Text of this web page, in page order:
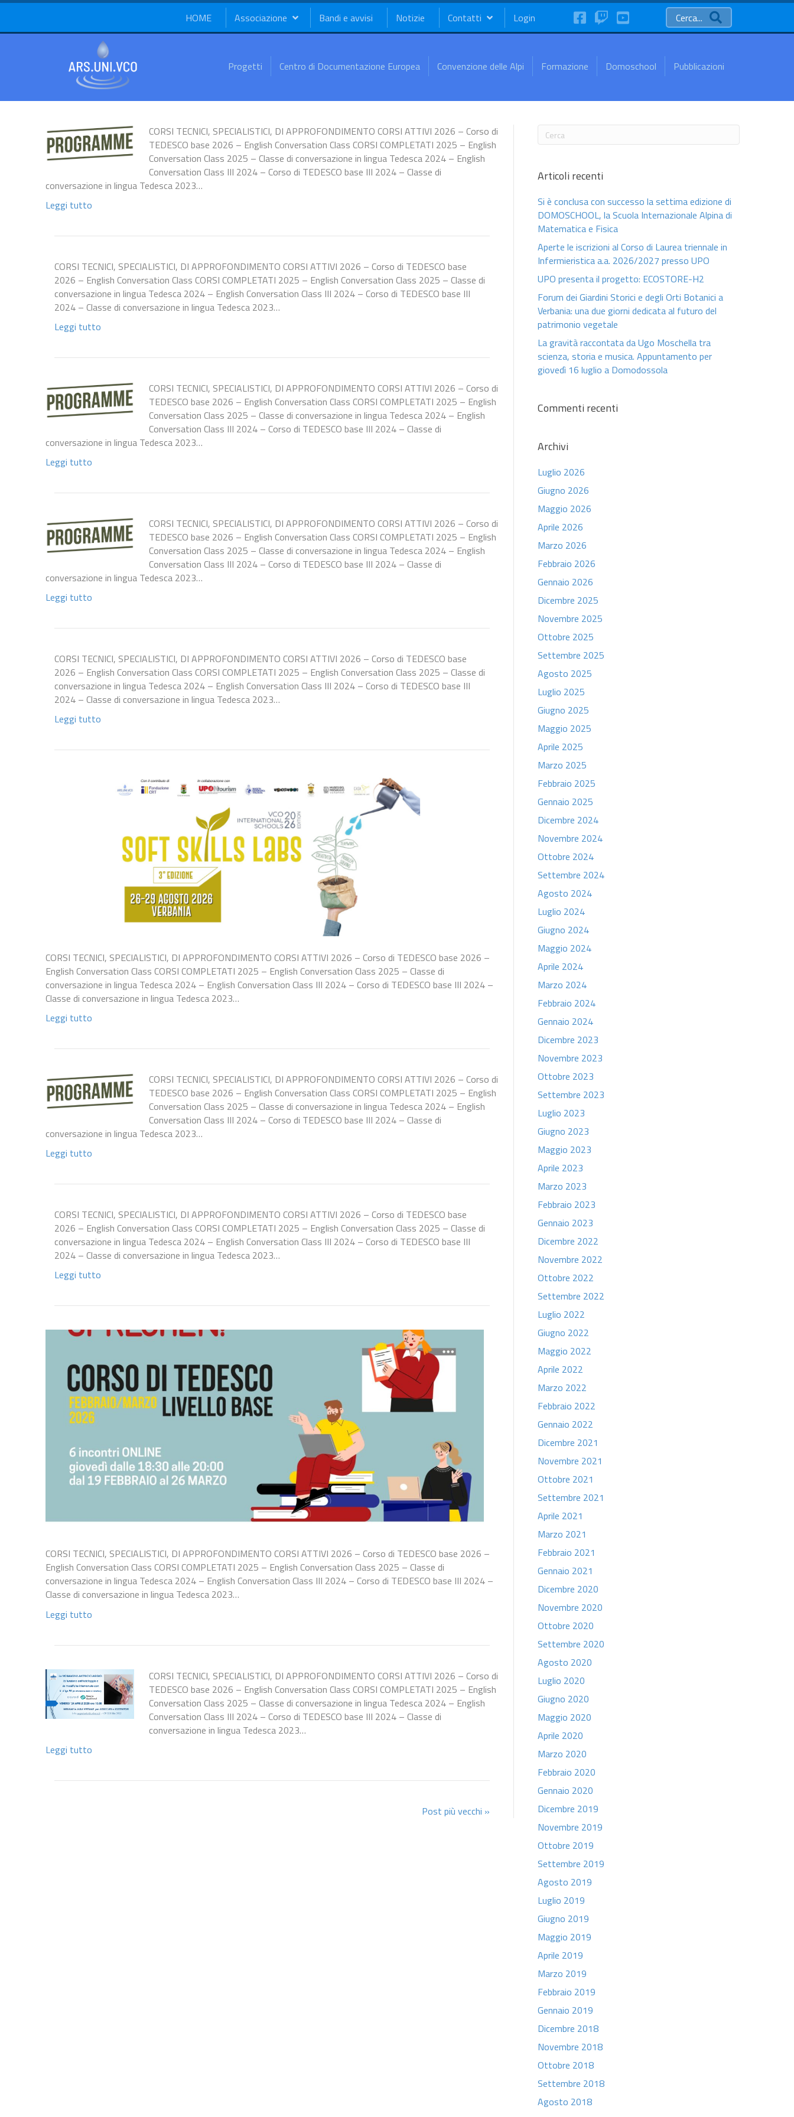
HOME Associazione Bandi e avvisi Notizie Contatti Login FaceBookTwitchYouTube Cerca...
Progetti Centro di Documentazione Europea Convenzione delle Alpi Formazione Domoschool Pubblicazioni
CORSI TECNICI, SPECIALISTICI, DI APPROFONDIMENTO CORSI ATTIVI 2026 – Corso di
TEDESCO base 2026 – English Conversation Class CORSI COMPLETATI 2025 – English
Conversation Class 2025 – Classe di conversazione in lingua Tedesca 2024 – English
Conversation Class III 2024 – Corso di TEDESCO base III 2024 – Classe di
conversazione in lingua Tedesca 2023…
Leggi tutto
CORSI TECNICI, SPECIALISTICI, DI APPROFONDIMENTO CORSI ATTIVI 2026 – Corso di TEDESCO base
2026 – English Conversation Class CORSI COMPLETATI 2025 – English Conversation Class 2025 – Classe di
conversazione in lingua Tedesca 2024 – English Conversation Class III 2024 – Corso di TEDESCO base III
2024 – Classe di conversazione in lingua Tedesca 2023…
Leggi tutto
CORSI TECNICI, SPECIALISTICI, DI APPROFONDIMENTO CORSI ATTIVI 2026 – Corso di
TEDESCO base 2026 – English Conversation Class CORSI COMPLETATI 2025 – English
Conversation Class 2025 – Classe di conversazione in lingua Tedesca 2024 – English
Conversation Class III 2024 – Corso di TEDESCO base III 2024 – Classe di
conversazione in lingua Tedesca 2023…
Leggi tutto
CORSI TECNICI, SPECIALISTICI, DI APPROFONDIMENTO CORSI ATTIVI 2026 – Corso di
TEDESCO base 2026 – English Conversation Class CORSI COMPLETATI 2025 – English
Conversation Class 2025 – Classe di conversazione in lingua Tedesca 2024 – English
Conversation Class III 2024 – Corso di TEDESCO base III 2024 – Classe di
conversazione in lingua Tedesca 2023…
Leggi tutto
CORSI TECNICI, SPECIALISTICI, DI APPROFONDIMENTO CORSI ATTIVI 2026 – Corso di TEDESCO base
2026 – English Conversation Class CORSI COMPLETATI 2025 – English Conversation Class 2025 – Classe di
conversazione in lingua Tedesca 2024 – English Conversation Class III 2024 – Corso di TEDESCO base III
2024 – Classe di conversazione in lingua Tedesca 2023…
Leggi tutto
CORSI TECNICI, SPECIALISTICI, DI APPROFONDIMENTO CORSI ATTIVI 2026 – Corso di TEDESCO base 2026 –
English Conversation Class CORSI COMPLETATI 2025 – English Conversation Class 2025 – Classe di
conversazione in lingua Tedesca 2024 – English Conversation Class III 2024 – Corso di TEDESCO base III 2024 –
Classe di conversazione in lingua Tedesca 2023…
Leggi tutto
CORSI TECNICI, SPECIALISTICI, DI APPROFONDIMENTO CORSI ATTIVI 2026 – Corso di
TEDESCO base 2026 – English Conversation Class CORSI COMPLETATI 2025 – English
Conversation Class 2025 – Classe di conversazione in lingua Tedesca 2024 – English
Conversation Class III 2024 – Corso di TEDESCO base III 2024 – Classe di
conversazione in lingua Tedesca 2023…
Leggi tutto
CORSI TECNICI, SPECIALISTICI, DI APPROFONDIMENTO CORSI ATTIVI 2026 – Corso di TEDESCO base
2026 – English Conversation Class CORSI COMPLETATI 2025 – English Conversation Class 2025 – Classe di
conversazione in lingua Tedesca 2024 – English Conversation Class III 2024 – Corso di TEDESCO base III
2024 – Classe di conversazione in lingua Tedesca 2023…
Leggi tutto
CORSI TECNICI, SPECIALISTICI, DI APPROFONDIMENTO CORSI ATTIVI 2026 – Corso di TEDESCO base 2026 –
English Conversation Class CORSI COMPLETATI 2025 – English Conversation Class 2025 – Classe di
conversazione in lingua Tedesca 2024 – English Conversation Class III 2024 – Corso di TEDESCO base III 2024 –
Classe di conversazione in lingua Tedesca 2023…
Leggi tutto
CORSI TECNICI, SPECIALISTICI, DI APPROFONDIMENTO CORSI ATTIVI 2026 – Corso di
TEDESCO base 2026 – English Conversation Class CORSI COMPLETATI 2025 – English
Conversation Class 2025 – Classe di conversazione in lingua Tedesca 2024 – English
Conversation Class III 2024 – Corso di TEDESCO base III 2024 – Classe di
conversazione in lingua Tedesca 2023…
Leggi tutto
Post più vecchi »
Articoli recenti
Si è conclusa con successo la settima edizione di
DOMOSCHOOL, la Scuola Internazionale Alpina di
Matematica e Fisica
Aperte le iscrizioni al Corso di Laurea triennale in
Infermieristica a.a. 2026/2027 presso UPO
UPO presenta il progetto: ECOSTORE-H2
Forum dei Giardini Storici e degli Orti Botanici a
Verbania: una due giorni dedicata al futuro del
patrimonio vegetale
La gravità raccontata da Ugo Moschella tra
scienza, storia e musica. Appuntamento per
giovedì 16 luglio a Domodossola
Commenti recenti
Archivi
Luglio 2026
Giugno 2026
Maggio 2026
Aprile 2026
Marzo 2026
Febbraio 2026
Gennaio 2026
Dicembre 2025
Novembre 2025
Ottobre 2025
Settembre 2025
Agosto 2025
Luglio 2025
Giugno 2025
Maggio 2025
Aprile 2025
Marzo 2025
Febbraio 2025
Gennaio 2025
Dicembre 2024
Novembre 2024
Ottobre 2024
Settembre 2024
Agosto 2024
Luglio 2024
Giugno 2024
Maggio 2024
Aprile 2024
Marzo 2024
Febbraio 2024
Gennaio 2024
Dicembre 2023
Novembre 2023
Ottobre 2023
Settembre 2023
Luglio 2023
Giugno 2023
Maggio 2023
Aprile 2023
Marzo 2023
Febbraio 2023
Gennaio 2023
Dicembre 2022
Novembre 2022
Ottobre 2022
Settembre 2022
Luglio 2022
Giugno 2022
Maggio 2022
Aprile 2022
Marzo 2022
Febbraio 2022
Gennaio 2022
Dicembre 2021
Novembre 2021
Ottobre 2021
Settembre 2021
Aprile 2021
Marzo 2021
Febbraio 2021
Gennaio 2021
Dicembre 2020
Novembre 2020
Ottobre 2020
Settembre 2020
Agosto 2020
Luglio 2020
Giugno 2020
Maggio 2020
Aprile 2020
Marzo 2020
Febbraio 2020
Gennaio 2020
Dicembre 2019
Novembre 2019
Ottobre 2019
Settembre 2019
Agosto 2019
Luglio 2019
Giugno 2019
Maggio 2019
Aprile 2019
Marzo 2019
Febbraio 2019
Gennaio 2019
Dicembre 2018
Novembre 2018
Ottobre 2018
Settembre 2018
Agosto 2018